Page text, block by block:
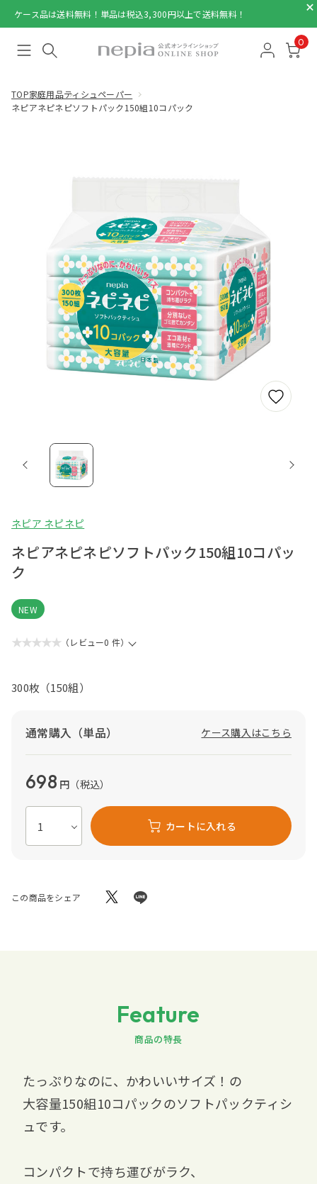
ケース品は送料無料！単品は税込3,300円以上で送料無料！
0
TOP家庭用品ティシュペーパー
ネピアネピネピソフトパック150組10コパック
ネピア ネピネピ
ネピアネピネピソフトパック150組10コパッ
ク
NEW
★★★★★ （レビュー0 件）
300枚（150組）
通常購入（単品） ケース購入はこちら
698 円 （税込）
カートに入れる
この商品をシェア
Feature
商品の特長
たっぷりなのに、かわいいサイズ！の
大容量150組10コパックのソフトパックティシ
ュです。
コンパクトで持ち運びがラク、